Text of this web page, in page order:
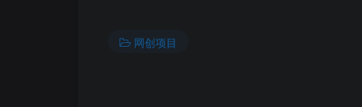
网创项目